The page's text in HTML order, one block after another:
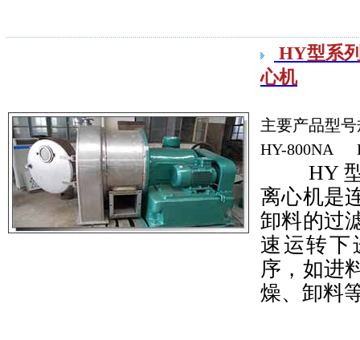
HY型系
心机
主要产品型
HY-800NA
HY
离心机是
卸料的过
速运转下
序，如进
燥、卸料